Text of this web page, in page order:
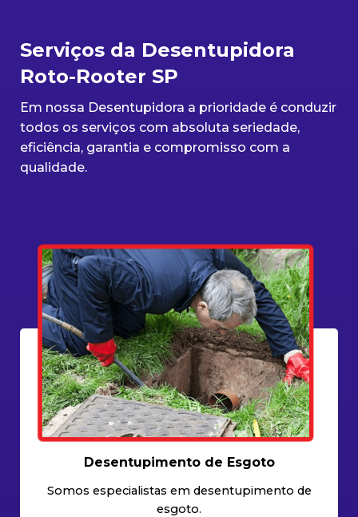
Serviços da Desentupidora
Roto-Rooter SP
Em nossa Desentupidora a prioridade é conduzir
todos os serviços com absoluta seriedade,
eficiência, garantia e compromisso com a
qualidade.
Desentupimento de Esgoto
Somos especialistas em desentupimento de
esgoto.